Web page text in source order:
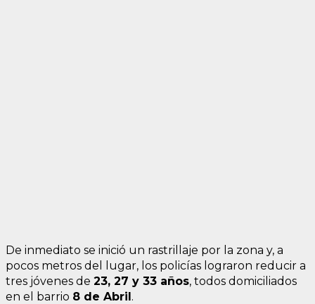
De inmediato se inició un rastrillaje por la zona y, a
pocos metros del lugar, los policías lograron reducir a
tres jóvenes de 23, 27 y 33 años, todos domiciliados
en el barrio 8 de Abril.